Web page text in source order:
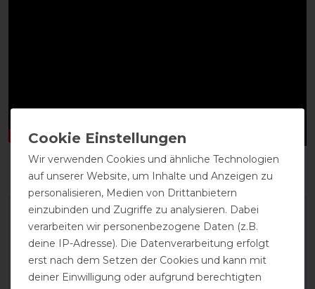
Wir verwenden Cookies und ähnliche Technologien
auf unserer Website, um Inhalte und Anzeigen zu
personalisieren, Medien von Drittanbietern
einzubinden und Zugriffe zu analysieren. Dabei
verarbeiten wir personenbezogene Daten (z.B.
deine IP-Adresse). Die Datenverarbeitung erfolgt
erst nach dem Setzen der Cookies und kann mit
deiner Einwilligung oder aufgrund berechtigten